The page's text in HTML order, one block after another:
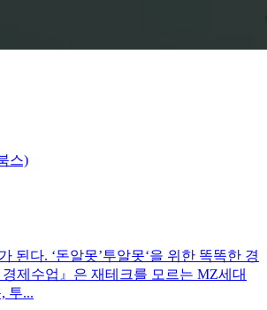
스)
된다. ‘돈알못’투알못‘을 위한 똑똑한 경
제수업』은 재테크를 모르는 MZ세대
투...